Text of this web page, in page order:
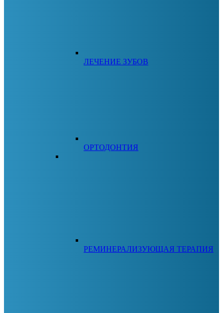
ЛЕЧЕНИЕ ЗУБОВ
ОРТОДОНТИЯ
РЕМИНЕРАЛИЗУЮЩАЯ ТЕРАПИЯ